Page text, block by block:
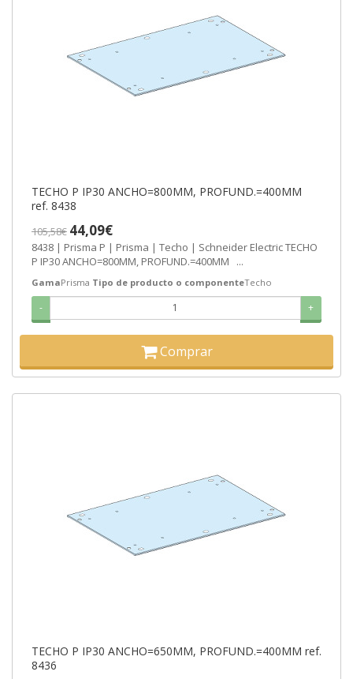
TECHO P IP30 ANCHO=800MM, PROFUND.=400MM
ref. 8438
105,58€ 44,09€
8438 | Prisma P | Prisma | Techo | Schneider Electric TECHO
P IP30 ANCHO=800MM, PROFUND.=400MM ...
GamaPrisma Tipo de producto o componenteTecho
- +
Comprar
TECHO P IP30 ANCHO=650MM, PROFUND.=400MM ref.
8436